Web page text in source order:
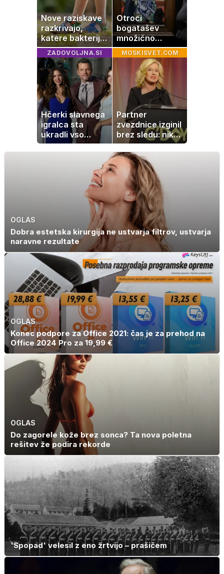
Nove raziskave
razkrivajo,
katere bakterije
na koži privlačijo
komarje
Otroci
bogatašev
množično
prodajajo
družinske
zbirke: raje imajo
denar kot
umetnine
ZADOVOLJNA.SI
Hčerki slavnega
igralca sta
ukradli vso
pozornost
MOSKISVET.COM
Partner
zvezdnice izginil
brez sledu: nikoli
ga niso našli,
nato je prišla še
ena tragedija
OGLAS
Dobra estetska kirurgija ne ustvarja filtrov, ustvarja
naravne rezultate
OGLAS
Konec podpore za Office 2021: čas je za prehod na
Office 2024 Pro za 19,99 €
OGLAS
Do zagorele kože brez sonca? Ta nova poletna
rešitev že podira rekorde
'Spopad' velesil z eno žrtvijo – prašičem